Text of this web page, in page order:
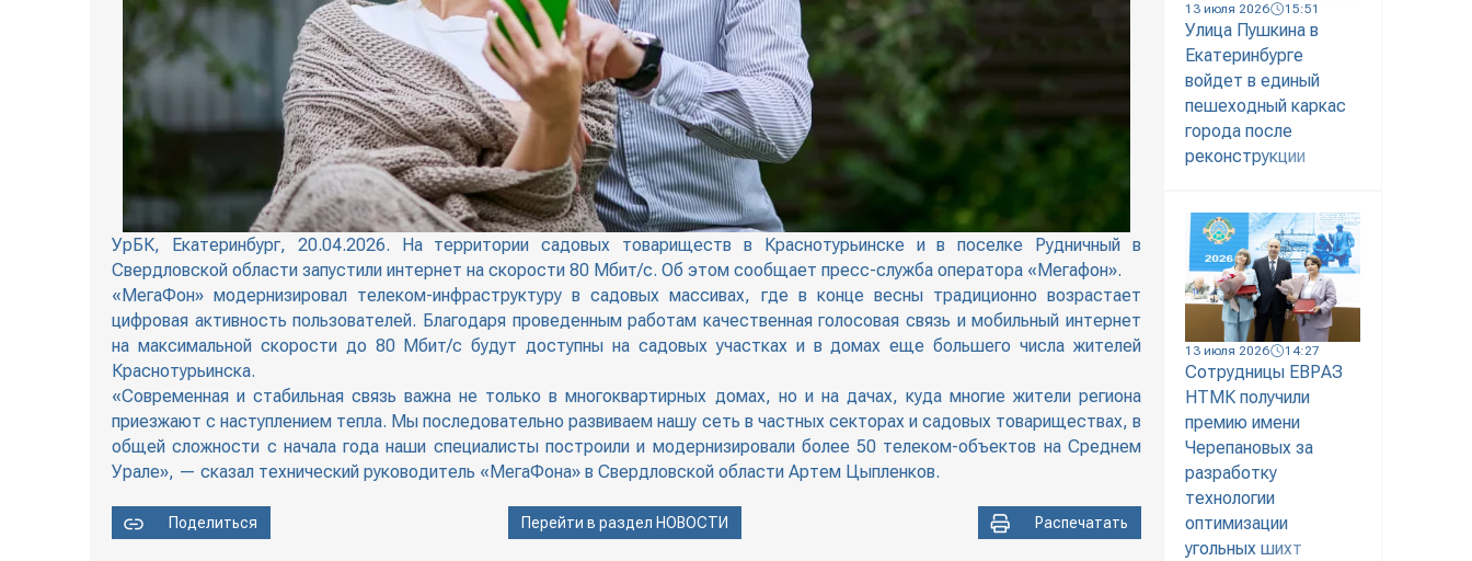
УрБК, Екатеринбург, 20.04.2026. На территории садовых товариществ в Краснотурьинске и в поселке Рудничный в
Свердловской области запустили интернет на скорости 80 Мбит/с. Об этом сообщает пресс-служба оператора «Мегафон».
«МегаФон» модернизировал телеком-инфраструктуру в садовых массивах, где в конце весны традиционно возрастает
цифровая активность пользователей. Благодаря проведенным работам качественная голосовая связь и мобильный интернет
на максимальной скорости до 80 Мбит/с будут доступны на садовых участках и в домах еще большего числа жителей
Краснотурьинска.
«Современная и стабильная связь важна не только в многоквартирных домах, но и на дачах, куда многие жители региона
приезжают с наступлением тепла. Мы последовательно развиваем нашу сеть в частных секторах и садовых товариществах, в
общей сложности с начала года наши специалисты построили и модернизировали более 50 телеком-объектов на Среднем
Урале», — сказал технический руководитель «МегаФона» в Свердловской области Артем Цыпленков.
Поделиться Перейти в раздел НОВОСТИ Распечатать
13 июля 2026 15:51
Улица Пушкина в
Екатеринбурге
войдет в единый
пешеходный каркас
города после
реконструкции
13 июля 2026 14:27
Сотрудницы ЕВРАЗ
НТМК получили
премию имени
Черепановых за
разработку
технологии
оптимизации
угольных шихт